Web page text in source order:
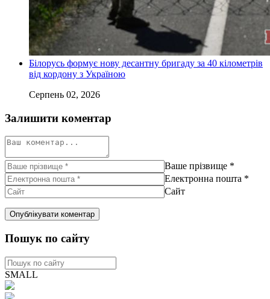
Білорусь формує нову десантну бригаду за 40 кілометрів
від кордону з Україною
Серпень 02, 2026
Залишити коментар
Ваше прізвище *
Електронна пошта *
Сайт
Пошук по сайту
SMALL